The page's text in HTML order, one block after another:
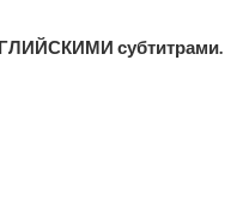
субтитрами.